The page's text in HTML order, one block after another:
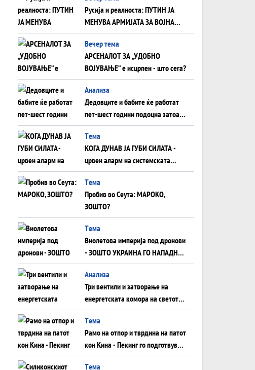
Русија и реалноста: ПУТИН ЈА
МЕНУВА АРМИЈАТА ЗА ВОЈНА
ШТО ОСТАНУВА БЕЗ ФРОНТ
Вечер тема
АРСЕНАЛОТ ЗА „УДОБНО
ВОЈУВАЊЕ“ е исцрпен - што сега?
Анализа
Дедовците и бабите ќе работат
пет-шест години подоцна затоа
што НЕМААТ ВНУЦИ ДА ГИ
ЗАМЕНАТ
Tема
КОГА ДУНАВ ЈА ГУБИ СИЛАТА -
црвен аларм на системската
плоча од јужна Германија до
Црното Море...
Tема
Пробив во Сеута: МАРОКО,
ЗОШТО?
Tема
Виолетова империја под дронови
- ЗОШТО УКРАИНА ГО НАПАДНА
РУСКИОТ WILDBERRIES
Aнализа
Три вентили и затворање на
енергетската комора на светот:
Нападот во Суец најавува
глобален енергетски инфаркт?
Tема
Рамо на отпор и тврдина на патот
кон Кина - Пекинг го подготвува
Иран за американска копнена
Tема